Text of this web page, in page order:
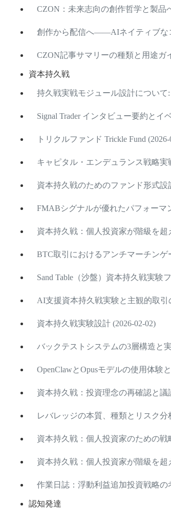
CZON：未来志向の創作哲学と製品
創作から配信へ――AIネイティブな
CZON記事サマリーの種類と用途ガ
資本持久戦
持久戦実戦モジュール設計について:
Signal Trader インタビュー要約とイ
トリクルファンド Trickle Fund (2026-
キャピタル・エンデュランス戦略実
資本持久戦のためのファンド形式設
FMABシグナルが優れたパフォーマ
資本持久戦：個人投資家が階級を超
BTC取引におけるアンチマーチンゲ
Sand Table（沙盤）資本持久戦実験
AI支援資本持久戦実験と主観的取引
資本持久戦実験設計 (2026-02-02)
バックテストシステムの3層構造と
OpenClawとOpusモデルの使用体験
資本持久戦：投資理念の再確認と議
レバレッジの本質、種類とリスク分
資本持久戦：個人投資家のための戦
資本持久戦：個人投資家が階級を超
作業日誌：浮動利益追加投資戦略の
認知発達